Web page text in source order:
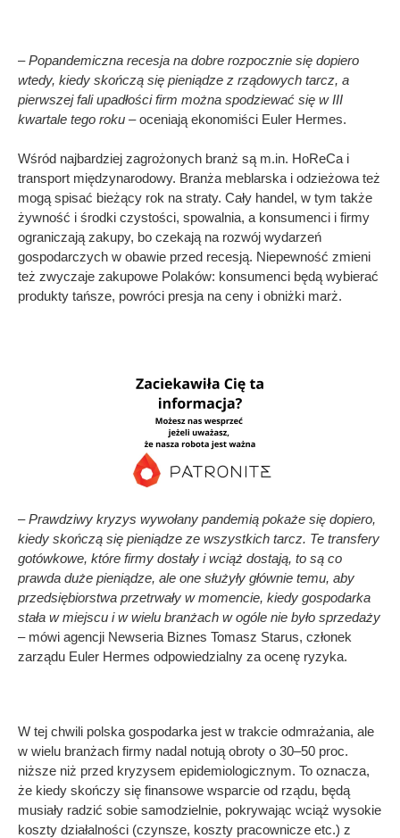
– Popandemiczna recesja na dobre rozpocznie się dopiero
wtedy, kiedy skończą się pieniądze z rządowych tarcz, a
pierwszej fali upadłości firm można spodziewać się w III
kwartale tego roku – oceniają ekonomiści Euler Hermes.
Wśród najbardziej zagrożonych branż są m.in. HoReCa i
transport międzynarodowy. Branża meblarska i odzieżowa też
mogą spisać bieżący rok na straty. Cały handel, w tym także
żywność i środki czystości, spowalnia, a konsumenci i firmy
ograniczają zakupy, bo czekają na rozwój wydarzeń
gospodarczych w obawie przed recesją. Niepewność zmieni
też zwyczaje zakupowe Polaków: konsumenci będą wybierać
produkty tańsze, powróci presja na ceny i obniżki marż.
– Prawdziwy kryzys wywołany pandemią pokaże się dopiero,
kiedy skończą się pieniądze ze wszystkich tarcz. Te transfery
gotówkowe, które firmy dostały i wciąż dostają, to są co
prawda duże pieniądze, ale one służyły głównie temu, aby
przedsiębiorstwa przetrwały w momencie, kiedy gospodarka
stała w miejscu i w wielu branżach w ogóle nie było sprzedaży
– mówi agencji Newseria Biznes Tomasz Starus, członek
zarządu Euler Hermes odpowiedzialny za ocenę ryzyka.
W tej chwili polska gospodarka jest w trakcie odmrażania, ale
w wielu branżach firmy nadal notują obroty o 30–50 proc.
niższe niż przed kryzysem epidemiologicznym. To oznacza,
że kiedy skończy się finansowe wsparcie od rządu, będą
musiały radzić sobie samodzielnie, pokrywając wciąż wysokie
koszty działalności (czynsze, koszty pracownicze etc.) z